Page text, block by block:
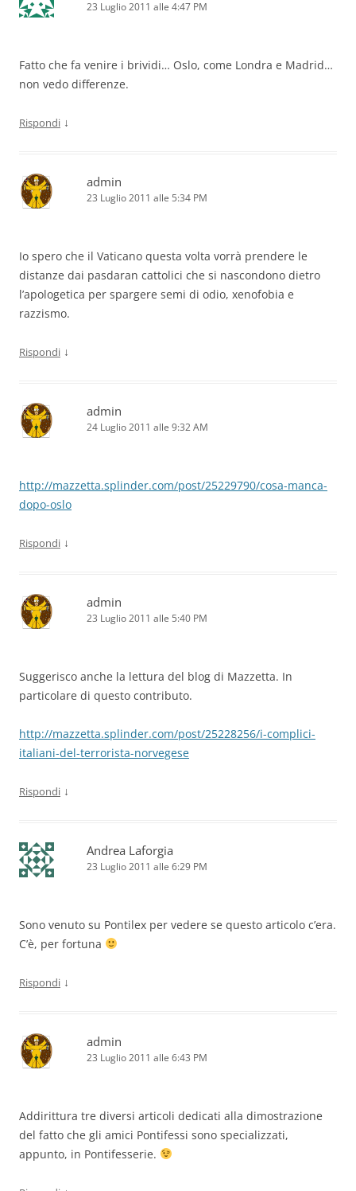
23 Luglio 2011 alle 4:47 PM
Fatto che fa venire i brividi… Oslo, come Londra e Madrid…
non vedo differenze.
Rispondi ↓
admin
23 Luglio 2011 alle 5:34 PM
Io spero che il Vaticano questa volta vorrà prendere le
distanze dai pasdaran cattolici che si nascondono dietro
l’apologetica per spargere semi di odio, xenofobia e
razzismo.
Rispondi ↓
admin
24 Luglio 2011 alle 9:32 AM
http://mazzetta.splinder.com/post/25229790/cosa-manca-
dopo-oslo
Rispondi ↓
admin
23 Luglio 2011 alle 5:40 PM
Suggerisco anche la lettura del blog di Mazzetta. In
particolare di questo contributo.
http://mazzetta.splinder.com/post/25228256/i-complici-
italiani-del-terrorista-norvegese
Rispondi ↓
Andrea Laforgia
23 Luglio 2011 alle 6:29 PM
Sono venuto su Pontilex per vedere se questo articolo c’era.
C’è, per fortuna
Rispondi ↓
admin
23 Luglio 2011 alle 6:43 PM
Addirittura tre diversi articoli dedicati alla dimostrazione
del fatto che gli amici Pontifessi sono specializzati,
appunto, in Pontifesserie.